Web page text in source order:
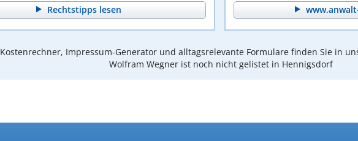
Rechtstipps lesen
Kostenrechner, Impressum-Generator und alltagsrelevante Formulare finden Sie in
Wolfram Wegner ist noch nicht gelistet in Hennigsdorf